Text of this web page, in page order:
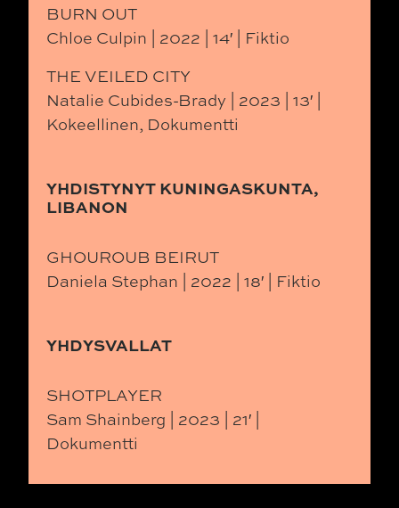
BURN OUT
Chloe Culpin | 2022 | 14′ | Fiktio
THE VEILED CITY
Natalie Cubides-Brady | 2023 | 13′ |
Kokeellinen, Dokumentti
YHDISTYNYT KUNINGASKUNTA,
LIBANON
GHOUROUB BEIRUT
Daniela Stephan | 2022 | 18′ | Fiktio
YHDYSVALLAT
SHOTPLAYER
Sam Shainberg | 2023 | 21′ |
Dokumentti